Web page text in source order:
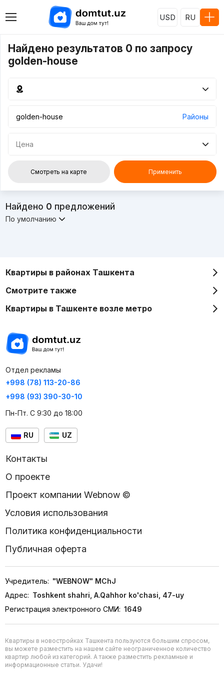
USD RU
Найдено результатов 0 по запросу
golden-house
Районы
Цена
Смотреть на карте Применить
Найдено 0 предложений
По умолчанию
Квартиры в районах Ташкента
Смотрите также
Квартиры в Ташкенте возле метро
Отдел рекламы
+998 (78) 113-20-86
+998 (93) 390-30-10
Пн-Пт. С 9:30 до 18:00
RU UZ
Контакты
О проекте
Проект компании Webnow ©
Условия использования
Политика конфиденциальности
Публичная оферта
Учредитель: "WEBNOW" MChJ
Адрес: Toshkent shahri, A.Qahhor ko'chasi, 47-uy
Регистрация электронного СМИ: 1649
Квартиры в новостройках Ташкента пользуются большим спросом,
вы можете разместить на нашем сайте неограниченное количество
квартир любой из категорий. А также разместить рекламные и
информационные статьи. Удачи!